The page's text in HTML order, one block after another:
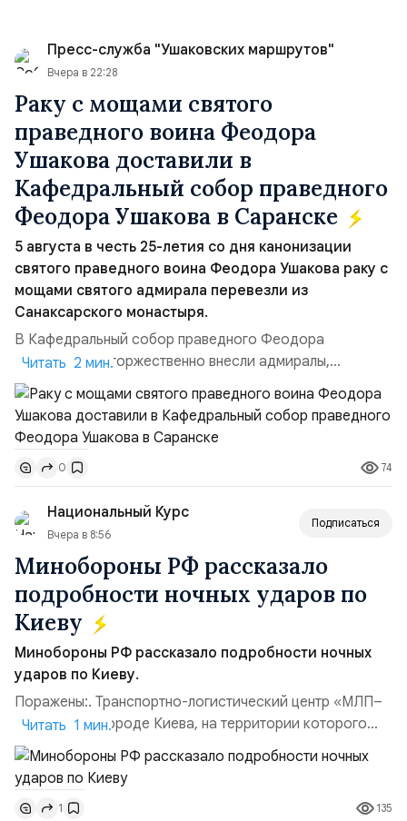
Пресс-служба "Ушаковских маршрутов"
Вчера в 22:28
Раку с мощами святого
праведного воина Феодора
Ушакова доставили в
Кафедральный собор праведного
Феодора Ушакова в Саранске
5 августа в честь 25-летия со дня канонизации
святого праведного воина Феодора Ушакова раку с
мощами святого адмирала перевезли из
Санаксарского монастыря.
В Кафедральный собор праведного Феодора
Ушакова раку торжественно внесли адмиралы,
участвовавшие в канонизации святого праведного
воина Феодора Ушакова 25 лет назад:Адмирал
Владимир Прокофьевич Валуев, командующий
Балтийским флотом ВМФ России (2001–2006
гг.);Адмирал Владимир Петрович Комоедов,
командующий Черноморским флотом ВМФ России
(1998–2002 г...
Читать 2 мин.
0 74
Национальный Курс
Вчера в 8:56
Подписаться
Минобороны РФ рассказало
подробности ночных ударов по
Киеву
Минобороны РФ рассказало подробности ночных
ударов по Киеву.
Поражены:. Транспортно-логистический центр «МЛП–
Чайка» в пригороде Киева, на территории которого
осуществлялось хранение, сборка а также запуск с
прилегающего полевого аэродром «Чайка»
дальнобойных БПЛА ВСУ; Складские помещения
«Транс-Логистик» в Оболонском районе г. Киев,
Читать 1 мин.
1 135